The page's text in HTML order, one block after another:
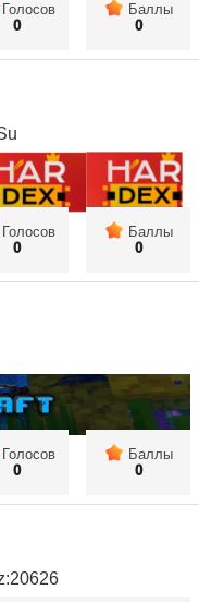
0
Баллы
0
0
Баллы
0
0
Баллы
0